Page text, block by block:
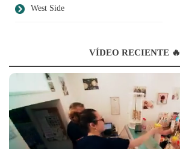
West Side
VÍDEO RECIENTE 🔥